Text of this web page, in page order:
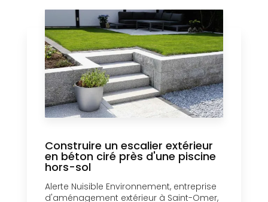
Construire un escalier extérieur
en béton ciré près d'une piscine
hors-sol
Alerte Nuisible Environnement, entreprise
d'aménagement extérieur à Saint-Omer,